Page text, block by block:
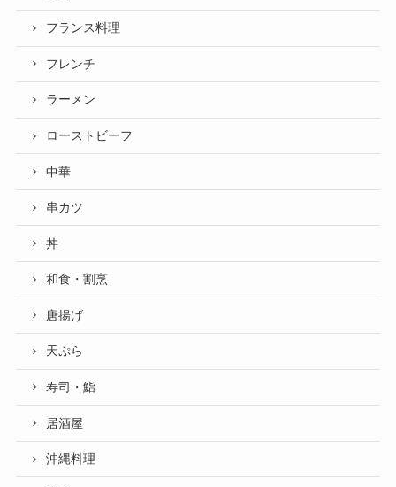
フランス料理
フレンチ
ラーメン
ローストビーフ
中華
串カツ
丼
和食・割烹
唐揚げ
天ぷら
寿司・鮨
居酒屋
沖縄料理